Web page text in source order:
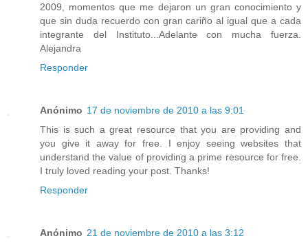
2009, momentos que me dejaron un gran conocimiento y
que sin duda recuerdo con gran cariño al igual que a cada
integrante del Instituto...Adelante con mucha fuerza.
Alejandra
Responder
Anónimo 17 de noviembre de 2010 a las 9:01
This is such a great resource that you are providing and
you give it away for free. I enjoy seeing websites that
understand the value of providing a prime resource for free.
I truly loved reading your post. Thanks!
Responder
Anónimo 21 de noviembre de 2010 a las 3:12